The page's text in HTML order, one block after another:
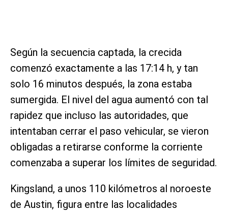
Según la secuencia captada, la crecida
comenzó exactamente a las 17:14 h, y tan
solo 16 minutos después, la zona estaba
sumergida. El nivel del agua aumentó con tal
rapidez que incluso las autoridades, que
intentaban cerrar el paso vehicular, se vieron
obligadas a retirarse conforme la corriente
comenzaba a superar los límites de seguridad.
Kingsland, a unos 110 kilómetros al noroeste
de Austin, figura entre las localidades